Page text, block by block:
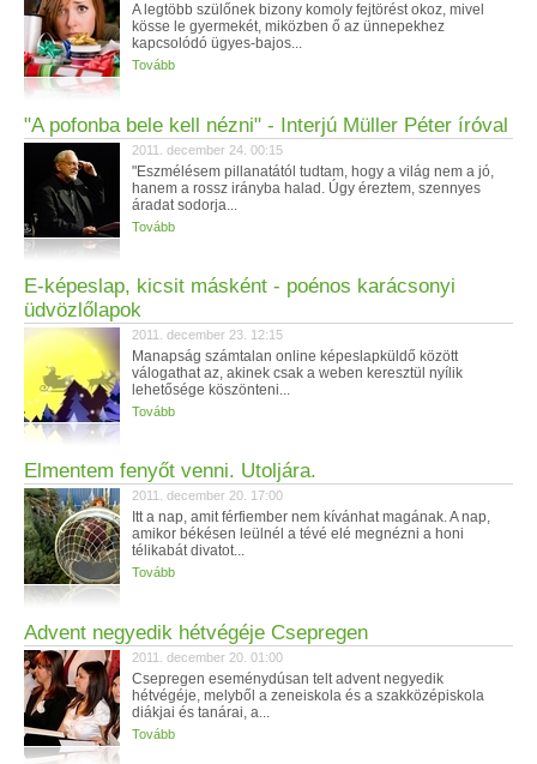
A legtöbb szülőnek bizony komoly fejtörést okoz, mivel
kösse le gyermekét, miközben ő az ünnepekhez
kapcsolódó ügyes-bajos...
Tovább
"A pofonba bele kell nézni" - Interjú Müller Péter íróval
2011. december 24. 00:15
"Eszmélésem pillanatától tudtam, hogy a világ nem a jó,
hanem a rossz irányba halad. Úgy éreztem, szennyes
áradat sodorja...
Tovább
E-képeslap, kicsit másként - poénos karácsonyi
üdvözlőlapok
2011. december 23. 12:15
Manapság számtalan online képeslapküldő között
válogathat az, akinek csak a weben keresztül nyílik
lehetősége köszönteni...
Tovább
Elmentem fenyőt venni. Utoljára.
2011. december 20. 17:00
Itt a nap, amit férfiember nem kívánhat magának. A nap,
amikor békésen leülnél a tévé elé megnézni a honi
télikabát divatot...
Tovább
Advent negyedik hétvégéje Csepregen
2011. december 20. 01:00
Csepregen eseménydúsan telt advent negyedik
hétvégéje, melyből a zeneiskola és a szakközépiskola
diákjai és tanárai, a...
Tovább